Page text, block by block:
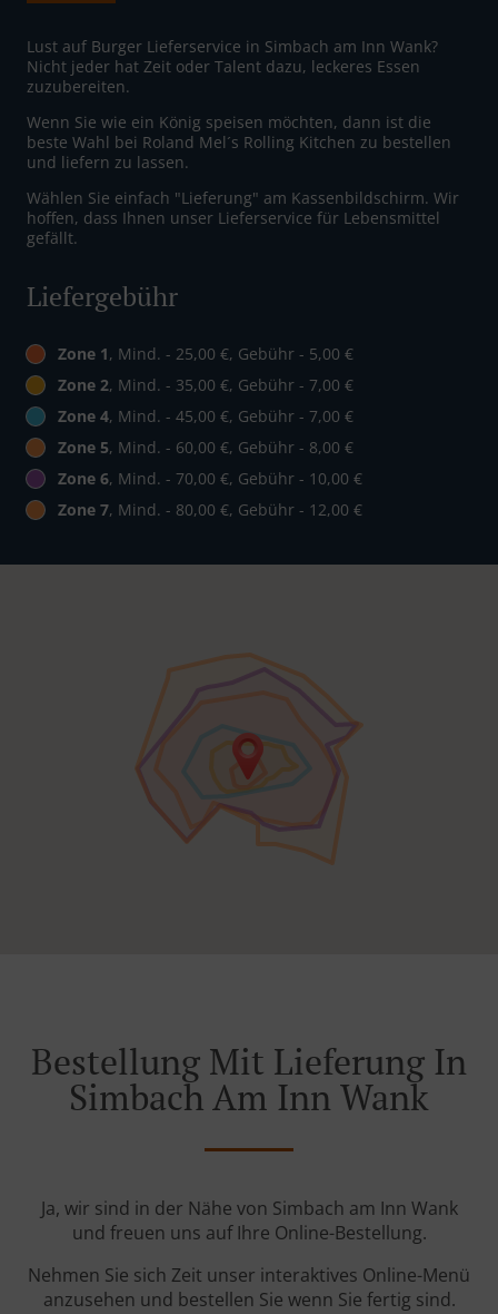
Lust auf Burger Lieferservice in Simbach am Inn Wank?
Nicht jeder hat Zeit oder Talent dazu, leckeres Essen
zuzubereiten.
Wenn Sie wie ein König speisen möchten, dann ist die
beste Wahl bei Roland Mel´s Rolling Kitchen zu bestellen
und liefern zu lassen.
Wählen Sie einfach "Lieferung" am Kassenbildschirm. Wir
hoffen, dass Ihnen unser Lieferservice für Lebensmittel
gefällt.
Liefergebühr
Zone 1, Mind. - 25,00 €, Gebühr - 5,00 €
Zone 2, Mind. - 35,00 €, Gebühr - 7,00 €
Zone 4, Mind. - 45,00 €, Gebühr - 7,00 €
Zone 5, Mind. - 60,00 €, Gebühr - 8,00 €
Zone 6, Mind. - 70,00 €, Gebühr - 10,00 €
Zone 7, Mind. - 80,00 €, Gebühr - 12,00 €
Bestellung Mit Lieferung In
Simbach Am Inn Wank
Ja, wir sind in der Nähe von Simbach am Inn Wank
und freuen uns auf Ihre Online-Bestellung.
Nehmen Sie sich Zeit unser interaktives Online-Menü
anzusehen und bestellen Sie wenn Sie fertig sind.